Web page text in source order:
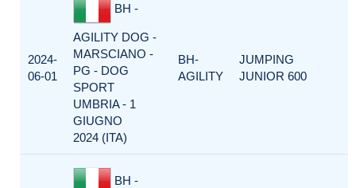
2024-
06-01
BH -
AGILITY DOG -
MARSCIANO -
PG - DOG
SPORT
UMBRIA - 1
GIUGNO
2024 (ITA)
BH-
AGILITY
JUMPING
JUNIOR 600
BH -